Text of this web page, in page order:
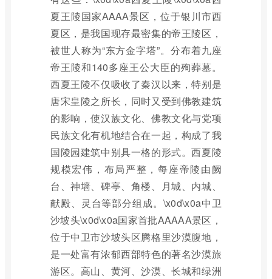
夏王陵国家AAAA景区，位于银川市西
夏区，是我国现存最密集的帝王陵区，
被世人称为“东方金字塔”。分布着九座
帝王陵和140多座王公大臣的殉葬墓。
西夏王陵不仅吸收了秦汉以来，特别是
唐宋皇陵之所长，同时又受到佛教建筑
的影响，使汉族文化、佛教文化与党项
民族文化有机地结合在一起，构成了我
国陵园建筑中别具一格的形式。西夏陵
规模宏伟，布局严整，每座帝陵由阙
台、神墙、碑亭、角楼、月城、内城、
献殿、灵台等部分组成。\x0d\x0a中卫
沙坡头\x0d\x0a国家首批AAAAA景区，
位于中卫市沙坡头区腾格里沙漠腹地，
是一处富有浓郁西部特色的著名沙漠旅
游区。高山、黄河、沙漠、长城和绿洲